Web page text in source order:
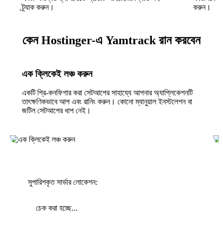
ট্র্যাক করুন।
করুন।
কেন Hostinger-এ Yamtrack রান করবেন
এক ক্লিকেই লঞ্চ করুন
একটি প্রি-কনফিগার করা সেটআপের সাহায্যে আপনার অ্যাপ্লিকেশনটি
তাৎক্ষণিকভাবে আপ এবং রানিং করুন। কোনো ম্যানুয়াল ইনস্টলেশন বা
জটিল সেটআপের ধাপ নেই।
সুপারিশকৃত সার্ভার লোকেশন:
চেক করা হচ্ছে...